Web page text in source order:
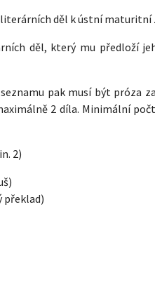
děl k ústní maturitní
děl, který mu předloží
pak musí být próza
2 díla. Minimální
2)
překlad)